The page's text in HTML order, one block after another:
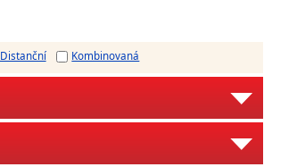
Distanční Kombinovaná